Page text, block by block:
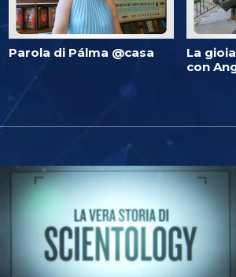
Parola di Pálma @casa
La
con